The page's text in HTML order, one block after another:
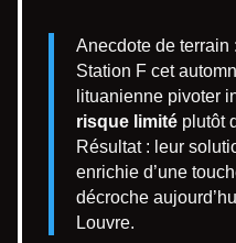
Anecdote de terrain
Station F cet
lituanienne pivoter
risque limité plutôt
Résultat : leur
enrichie d’une
décroche
Louvre.